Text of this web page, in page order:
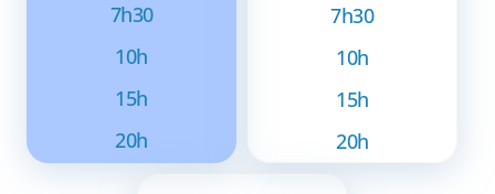
7h30
10h
15h
20h
7h30
10h
15h
20h